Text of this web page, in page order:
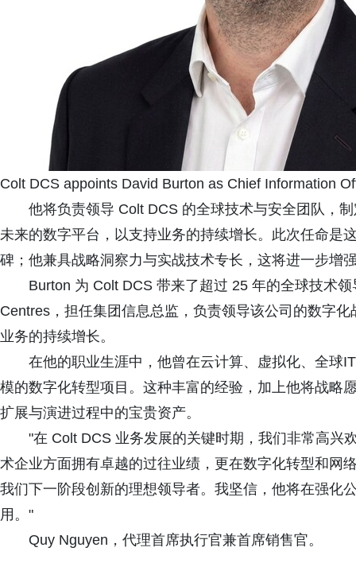
Colt DCS appoints David Burton as Chief Information
他将负责领导 Colt DCS 的全球技术与安全团队，
未来的数字平台，以支持业务的持续增长。此次任命是
碑；他兼具战略洞察力与实战技术专长，这将进一步增
Burton 为 Colt DCS 带来了超过 25 年的全球技术
Centres，担任集团信息总监，负责领导该公司的数字
业务的持续增长。
在他的职业生涯中，他曾在云计算、虚拟化、全球
模的数字化转型项目。这种丰富的经验，加上他将战略
扩展与演进过程中的宝贵资产。
"在 Colt DCS 业务发展的关键时期，我们非常高兴
术企业方面拥有卓越的过往业绩，更在数字化转型和网
我们下一阶段创新的理想领导者。我坚信，他将在强化
用。"
Quy Nguyen，代理首席执行官兼首席销售官。